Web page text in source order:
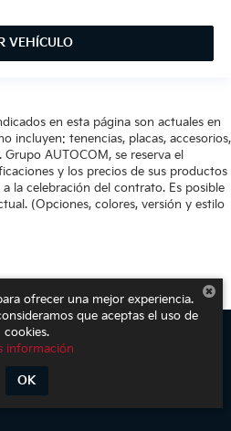
VEHÍCULO
en esta página son actuales en
incluyen: tenencias, placas, accesorios,
AUTOCOM, se reserva el
y los precios de sus productos
la celebración del contrato. Es posible
(Opciones, colores, versión y estilo
López Mateos 1816. El Mirador
37500| Ventas:
ofrecer una mejor experiencia.
que aceptas el uso de
cookies.
información
OK